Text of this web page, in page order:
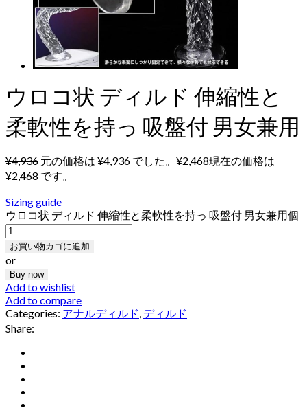
ウロコ状 ディルド 伸縮性と
柔軟性を持っ 吸盤付 男女兼用
¥4,936 元の価格は ¥4,936 でした。 ¥2,468現在の価格は
¥2,468 です。
Sizing guide
ウロコ状 ディルド 伸縮性と柔軟性を持っ 吸盤付 男女兼用個
お買い物カゴに追加
or
Buy now
Add to wishlist
Add to compare
Categories: アナルディルド, ディルド
Share: